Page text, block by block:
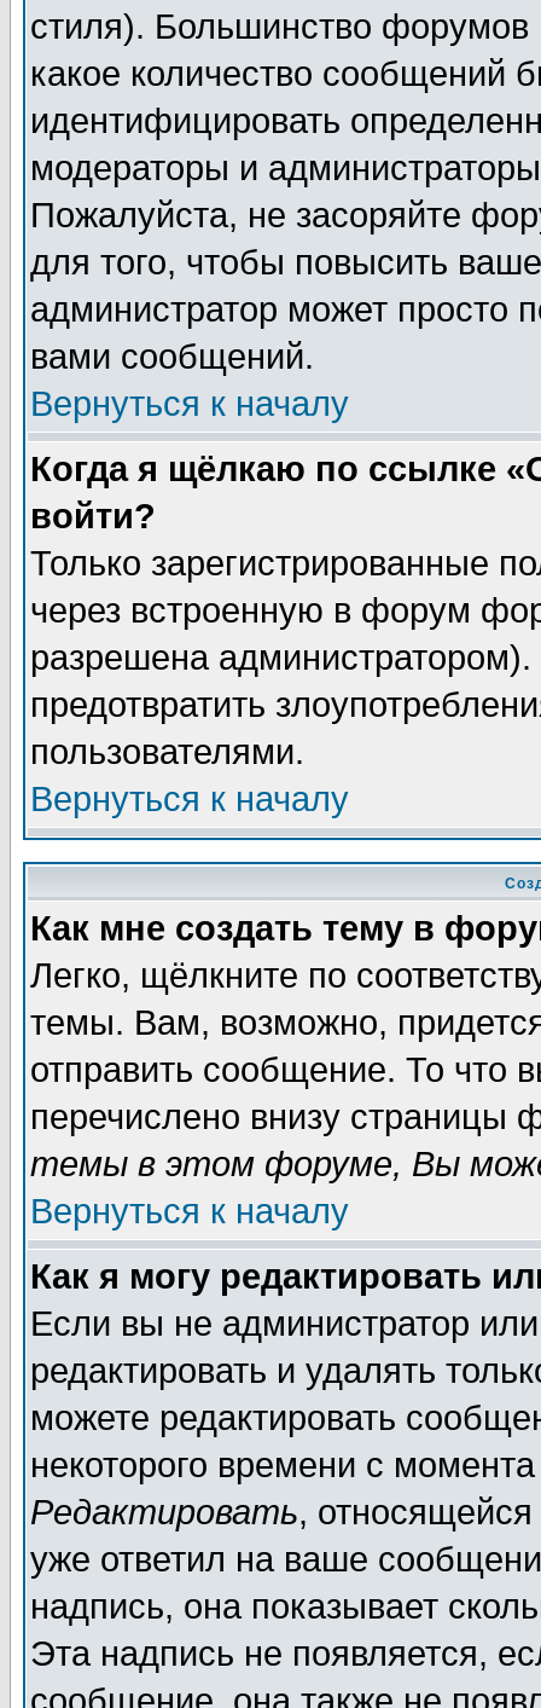
стиля). Большинство форумов
какое количество сообщений
идентифицировать
модераторы и
Пожалуйста, не засоряйте
для того, чтобы повысить
администратор может просто
вами сообщений.
Вернуться к началу
Когда я щёлкаю по ссылке
войти?
Только зарегистрированные
через встроенную в форум
разрешена
предотвратить
пользователями.
Вернуться к началу
Как мне создать тему в
Легко, щёлкните по
темы. Вам, возможно,
отправить сообщение. То что
перечислено внизу страницы
темы в этом форуме, Вы
Вернуться к началу
Как я могу редактировать
Если вы не администратор
редактировать и удалять
можете редактировать
некоторого времени с
Редактировать,
уже ответил на ваше
надпись, она показывает
Эта надпись не появляется,